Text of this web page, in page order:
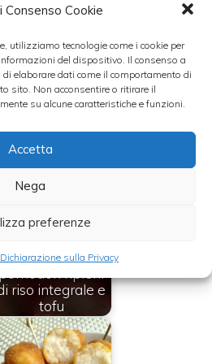
Consenso Cookie
utilizziamo tecnologie come i cookie per
del dispositivo. Il consenso a
elaborare dati come il comportamento di
sito. Non acconsentire o ritirare il
su alcune caratteristiche e funzioni.
Accetta
Nega
preferenze
Dichiarazione sulla Privacy
Con le mani, non
polpette sono così
Ricette vegane,
ripieni
riso integrale e
tofu